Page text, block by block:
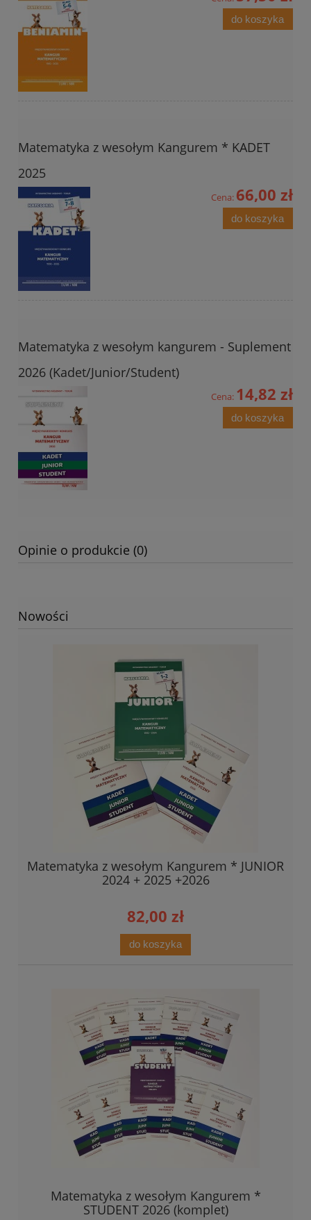
do koszyka
Matematyka z wesołym Kangurem * KADET
2025
Cena: 66,00 zł
do koszyka
Matematyka z wesołym kangurem - Suplement
2026 (Kadet/Junior/Student)
Cena: 14,82 zł
do koszyka
Opinie o produkcie (0)
Nowości
Matematyka z wesołym Kangurem * JUNIOR
2024 + 2025 +2026
82,00 zł
do koszyka
Matematyka z wesołym Kangurem *
STUDENT 2026 (komplet)